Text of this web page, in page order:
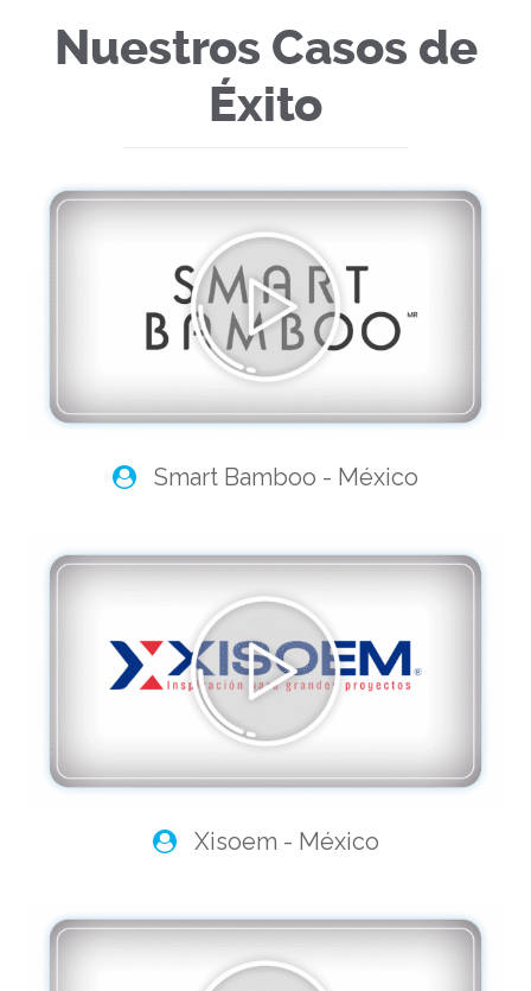
Nuestros Casos de
Éxito
Smart Bamboo - México
Xisoem - México